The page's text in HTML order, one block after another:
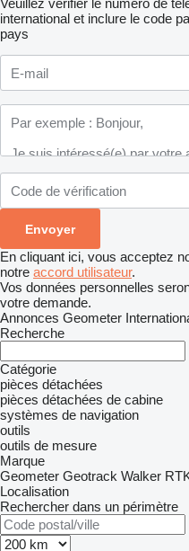
Veuillez vérifier le numéro de
international et inclure le code
pays
En cliquant ici, vous acceptez
notre accord utilisateur.
Vos données personnelles
votre demande.
Annonces Geometer
Recherche
Catégorie
pièces détachées
pièces détachées de cabine
systèmes de navigation
outils
outils de mesure
Marque
Geometer Geotrack Walker
Localisation
Rechercher dans un périmètre